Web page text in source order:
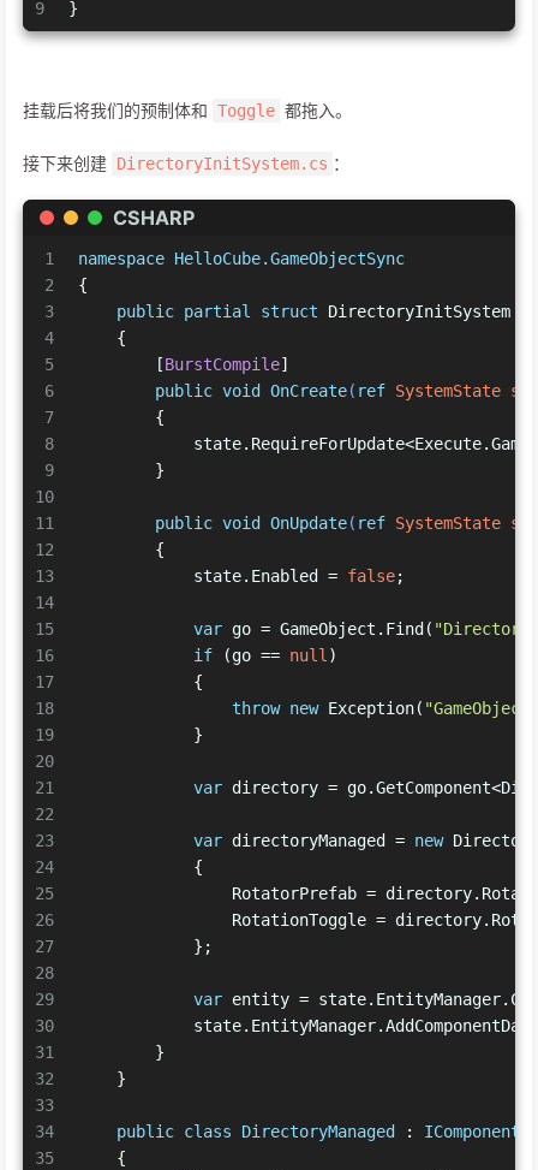
9
}
挂载后将我们的预制体和 Toggle 都拖入。
接下来创建 DirectoryInitSystem.cs ：
CSHARP
1
2
3
4
5
6
7
8
9
10
11
12
13
14
15
16
17
18
19
20
21
22
23
24
25
26
27
28
29
30
31
32
33
34
35
namespace HelloCube.GameObjectSync
{
public partial struct DirectoryInitSystem :
    {
        [
BurstCompile]
public void OnCreate( ref SystemState
        {
        }
public void OnUpdate( ref SystemState
        {
            state.Enabled =
false;
var go = GameObject.Find( "Directory"
if (go == null )
            {
throw new Exception(
            }
var directory =
var directoryManaged = new
            {
RotatorPrefab =
RotationToggle =
            };
var entity =
        }
    }
public class DirectoryManaged :
    {